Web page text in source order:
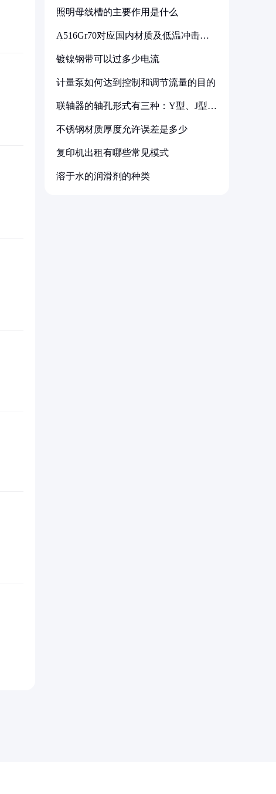
照明母线槽的主要作用是什么
A516Gr70对应国内材质及低温冲击要
镀镍钢带可以过多少电流
计量泵如何达到控制和调节流量的目的
联轴器的轴孔形式有三种：Y型、J型、
不锈钢材质厚度允许误差是多少
复印机出租有哪些常见模式
溶于水的润滑剂的种类